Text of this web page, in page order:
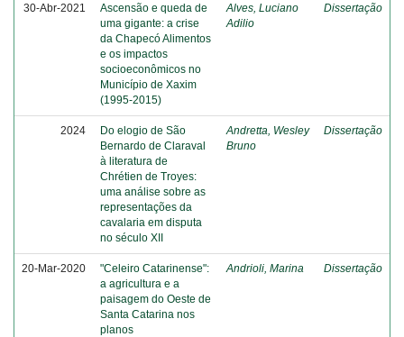
30-Abr-2021
Ascensão e queda de
uma gigante: a crise
da Chapecó Alimentos
e os impactos
socioeconômicos no
Município de Xaxim
(1995-2015)
Alves, Luciano
Adilio
Dissertação
2024
Do elogio de São
Bernardo de Claraval
à literatura de
Chrétien de Troyes:
uma análise sobre as
representações da
cavalaria em disputa
no século XII
Andretta, Wesley
Bruno
Dissertação
20-Mar-2020
"Celeiro Catarinense":
a agricultura e a
paisagem do Oeste de
Santa Catarina nos
planos
Andrioli, Marina Dissertação